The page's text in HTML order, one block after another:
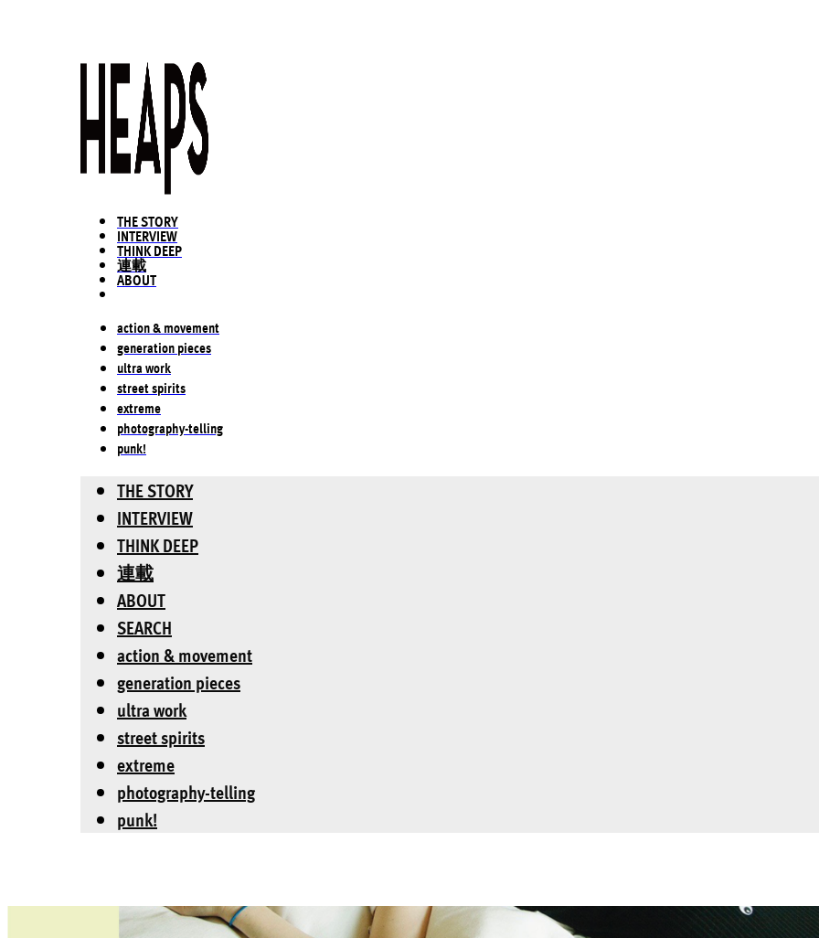
THE STORY
INTERVIEW
THINK DEEP
連載
ABOUT
action & movement
generation pieces
ultra work
street spirits
extreme
photography-telling
punk!
THE STORY
INTERVIEW
THINK DEEP
連載
ABOUT
SEARCH
action & movement
generation pieces
ultra work
street spirits
extreme
photography-telling
punk!